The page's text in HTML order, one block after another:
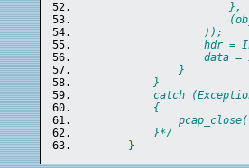
},
(object)(new
));
hdr =
data =
}
}
catch (Exception
{
}*/
}